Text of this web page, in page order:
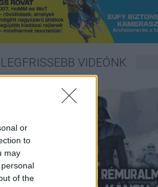
or
to
may
of the
LEGFRISSEBB VIDEÓNK